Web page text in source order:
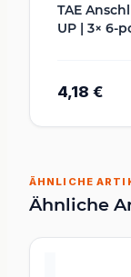
TAE
UP | 3× 6-
4,18 €
ÄHNLICHE
Ähnliche